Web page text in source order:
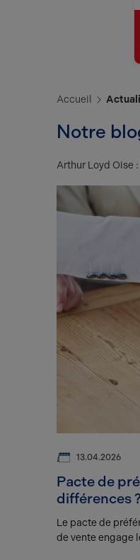
Accueil
Notre
Arthur Loyd Oise
13.04.2026
Pacte de
différences ?
Le pacte de
de vente engage